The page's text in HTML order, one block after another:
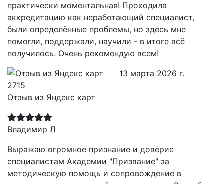
практически моментальная! Проходила
аккредитацию как неработающий специалист,
были определённые проблемы, но здесь мне
помогли, поддержали, научили - в итоге всё
получилось. Очень рекомендую всем!
Отзыв из Яндекс карт
13 марта 2026 г.
Владимир Л
Выражаю огромное признание и доверие
специалистам Академии "Призвание" за
методическую помощь и сопровождение в